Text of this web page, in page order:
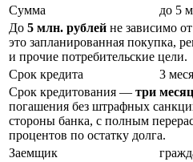
Сумма
до 5
До 5 млн. рублей не зависимо
это запланированная покупка,
и прочие потребительские цели.
Срок кредита
3
Срок кредитования — три
погашения без штрафных
стороны банка, с полным
процентов по остатку долга.
Заемщик